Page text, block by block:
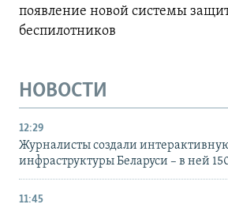
появление новой системы
беспилотников
НОВОСТИ
12:29
Журналисты создали
инфраструктуры Беларуси – в ней
11:45